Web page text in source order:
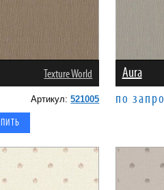
Texture World
Артикул:521005
Aura
по